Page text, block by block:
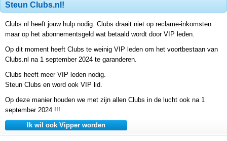
Steun Clubs.nl!
Clubs.nl heeft jouw hulp nodig. Clubs draait niet op reclame-inkomsten
maar op het abonnementsgeld wat betaald wordt door VIP leden.
Op dit moment heeft Clubs te weinig VIP leden om het voortbestaan van
Clubs.nl na 1 september 2024 te garanderen.
Clubs heeft meer VIP leden nodig.
Steun Clubs en word ook VIP lid.
Op deze manier houden we met zijn allen Clubs in de lucht ook na 1
september 2024 !!!